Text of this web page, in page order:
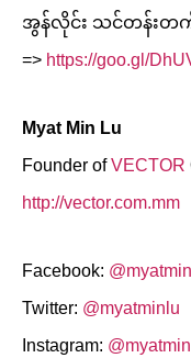
အွန်လိုင်း သင်တန်းတက်
=> https://goo.gl/
Myat Min Lu
Founder ofVECTOR
http://vector.com.mm
Facebook:
Twitter: @myatminlu
Instagram: